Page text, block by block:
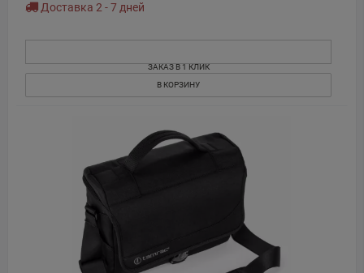
Доставка 2 - 7 дней
ЗАКАЗ В 1 КЛИК
В КОРЗИНУ